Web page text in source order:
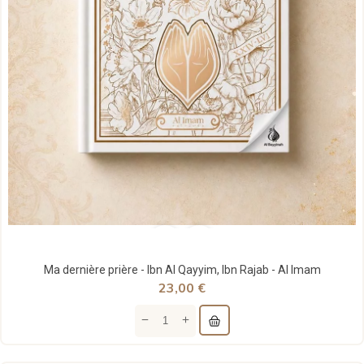
Ma dernière prière - Ibn Al Qayyim, Ibn Rajab - Al Imam
23,00 €